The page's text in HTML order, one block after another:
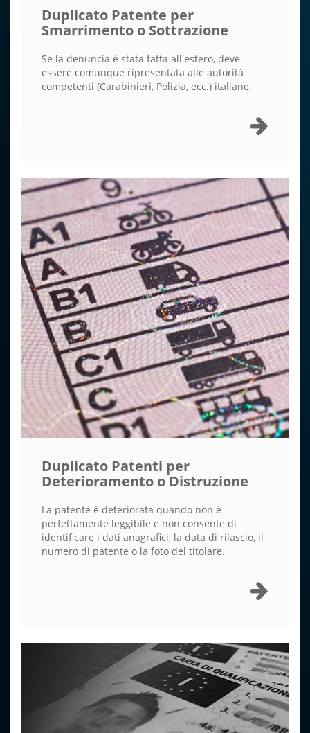
Duplicato Patente per
Smarrimento o Sottrazione
Se la denuncia è stata fatta all'estero, deve
essere comunque ripresentata alle autorità
competenti (Carabinieri, Polizia, ecc.) italiane.
Duplicato Patenti per
Deterioramento o Distruzione
La patente è deteriorata quando non è
perfettamente leggibile e non consente di
identificare i dati anagrafici, la data di rilascio, il
numero di patente o la foto del titolare.